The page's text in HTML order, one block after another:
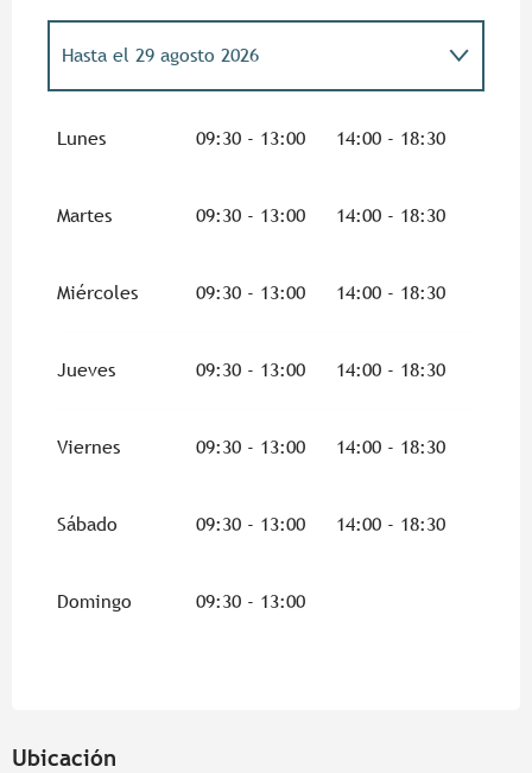
Hasta el 29 agosto 2026
Lunes 09:30 - 13:00 14:00 - 18:30
Martes 09:30 - 13:00 14:00 - 18:30
Miércoles 09:30 - 13:00 14:00 - 18:30
Jueves 09:30 - 13:00 14:00 - 18:30
Viernes 09:30 - 13:00 14:00 - 18:30
Sábado 09:30 - 13:00 14:00 - 18:30
Domingo 09:30 - 13:00
Ubicación